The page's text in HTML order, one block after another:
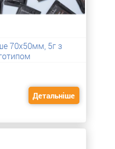
70х50мм, 5г з
Детальніше